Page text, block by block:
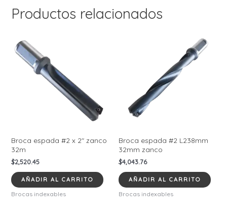
Productos relacionados
Broca espada #2 x 2″ zanco
32m
$2,520.45
AÑADIR AL CARRITO
Brocas indexables
Broca espada #2 L238mm
32mm zanco
$4,043.76
AÑADIR AL CARRITO
Brocas indexables